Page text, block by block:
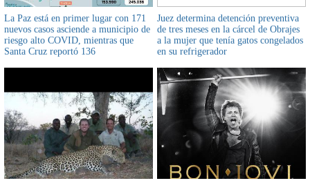
La Paz está en primer lugar con 171
nuevos casos asciende a municipio de
riesgo alto COVID, mientras que
Santa Cruz reportó 136
Juez determina detención preventiva
de tres meses en la cárcel de Obrajes
a la mujer que tenía gatos congelados
en su refrigerador